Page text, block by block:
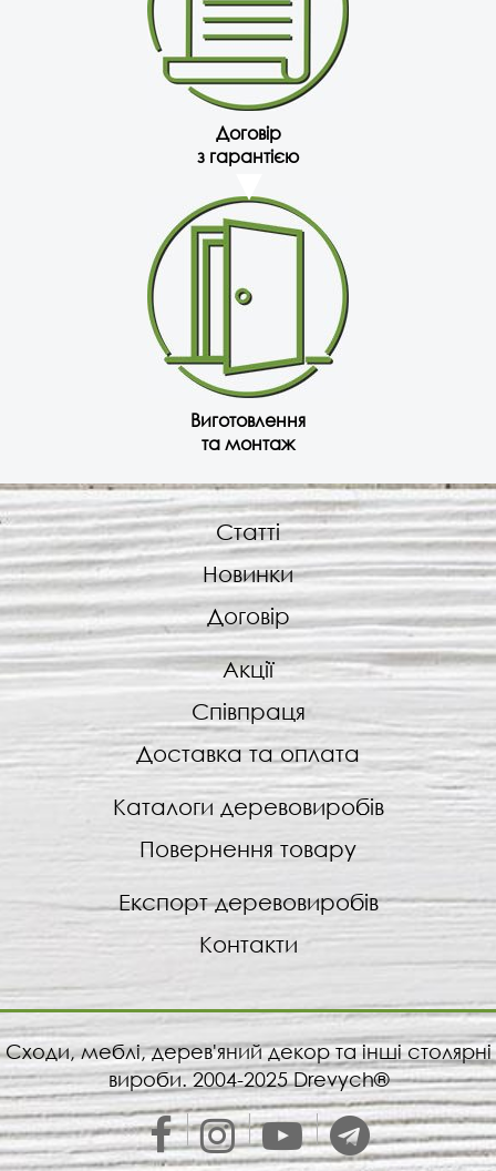
Договір
з гарантією
Виготовлення
та монтаж
Статті
Новинки
Договір
Акції
Співпраця
Доставка та оплата
Каталоги деревовиробів
Повернення товару
Експорт деревовиробів
Контакти
Сходи, меблі, дерев'яний декор та інші столярні
вироби. 2004-2025 Drevych®